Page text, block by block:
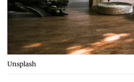
Unsplash